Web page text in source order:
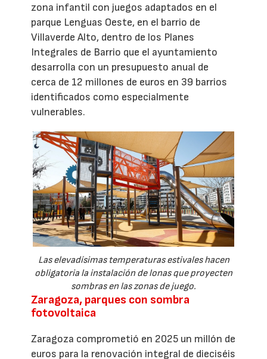
zona infantil con juegos adaptados en el
parque Lenguas Oeste, en el barrio de
Villaverde Alto, dentro de los Planes
Integrales de Barrio que el ayuntamiento
desarrolla con un presupuesto anual de
cerca de 12 millones de euros en 39 barrios
identificados como especialmente
vulnerables.
Las elevadísimas temperaturas estivales hacen
obligatoria la instalación de lonas que proyecten
sombras en las zonas de juego.
Zaragoza, parques con sombra
fotovoltaica
Zaragoza comprometió en 2025 un millón de
euros para la renovación integral de dieciséis